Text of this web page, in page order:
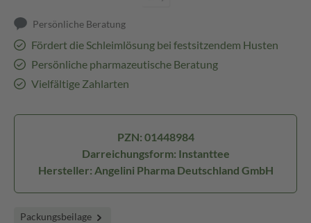
Persönliche Beratung
Fördert die Schleimlösung bei festsitzendem Husten
Persönliche pharmazeutische Beratung
Vielfältige Zahlarten
PZN: 01448984
Darreichungsform: Instanttee
Hersteller: Angelini Pharma Deutschland GmbH
Packungsbeilage